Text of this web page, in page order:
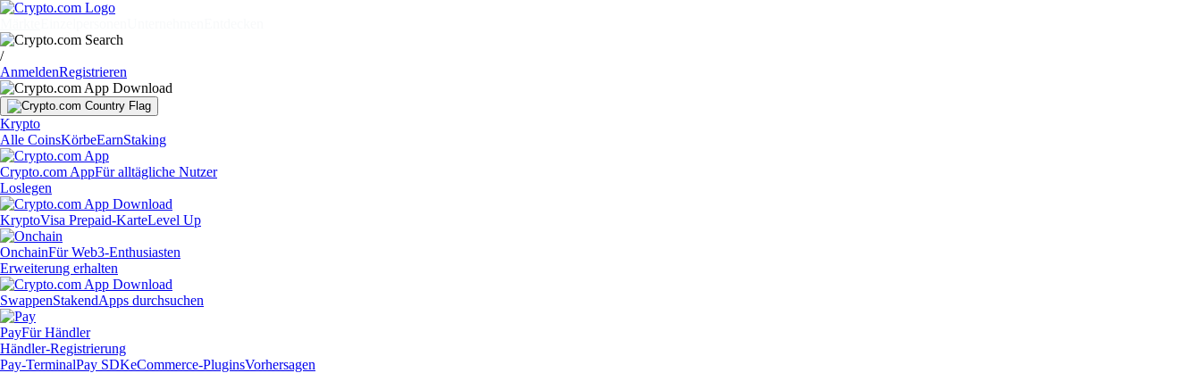
/
AnmeldenRegistrieren
Krypto
Alle CoinsKörbeEarnStaking
Crypto.com AppFür alltägliche Nutzer
Loslegen
KryptoVisa Prepaid-KarteLevel Up
OnchainFür Web3-Enthusiasten
Erweiterung erhalten
SwappenStakendApps durchsuchen
PayFür Händler
Händler-Registrierung
Pay-TerminalPay SDKeCommerce-PluginsVorhersagen